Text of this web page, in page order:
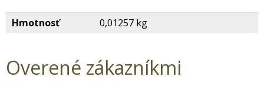
Hmotnosť 0,01257 kg
Overené zákazníkmi